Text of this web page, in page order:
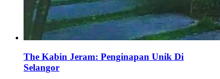
The Kabin Jeram: Penginapan Unik Di
Selangor